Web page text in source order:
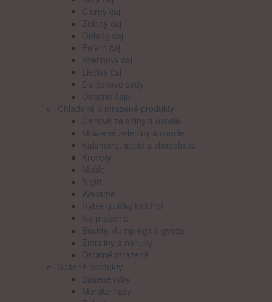
Čierny čaj
Zelený čaj
Oolong čaj
Pu’erh čaj
Kvetinový čaj
Liečivý čaj
Darčekové sady
Ostatné čaje
Chladené a mrazené produkty
Čerstvé zeleniny a ovocie
Mrazené zeleniny a ovocie
Kalamáre, sépie a chobotnice
Krevety
Mušle
Nigiri
Wakame
Rybie guličky Hot Pot
Na praženie
Buchty, dumplings a gyoza
Zmrzliny a nanuky
Ostatné mrazené
Sušené produkty
Sušené ryby
Morské riasy